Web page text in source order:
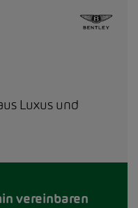
Luxus und
vereinbaren